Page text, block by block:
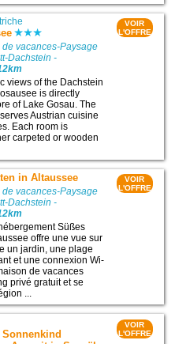
vacances-Paysage
Dachstein -
views of the Dachstein
is directly
of Lake Gosau. The
Austrian cuisine
Each room is
carpeted or wooden
VOIR
L'OFFRE
in Altaussee
vacances-Paysage
Dachstein -
Süßes
offre une vue sur
un jardin, une plage
et une connexion Wi-
de vacances
privé gratuit et se
...
VOIR
L'OFFRE
VOIR
L'OFFRE